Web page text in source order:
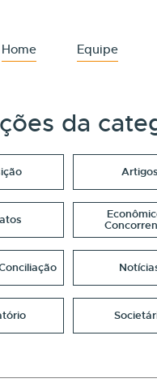
Home Equipe
da
Artigos